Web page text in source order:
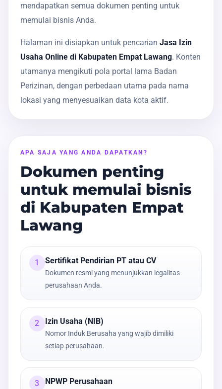
mendapatkan semua dokumen penting untuk
memulai bisnis Anda.
Halaman ini disiapkan untuk pencarian Jasa Izin
Usaha Online di Kabupaten Empat Lawang. Konten
utamanya mengikuti pola portal lama Badan
Perizinan, dengan perbedaan utama pada nama
lokasi yang menyesuaikan data kota aktif.
APA SAJA YANG ANDA DAPATKAN?
Dokumen penting
untuk memulai bisnis
di Kabupaten Empat
Lawang
1 Sertifikat Pendirian PT atau CV
Dokumen resmi yang menunjukkan legalitas
perusahaan Anda.
2 Izin Usaha (NIB)
Nomor Induk Berusaha yang wajib dimiliki
setiap perusahaan.
3 NPWP Perusahaan